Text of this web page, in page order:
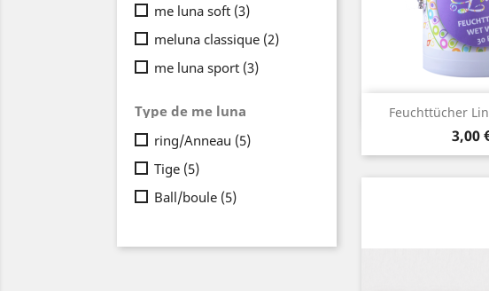
me luna soft (3)
meluna classique (2)
me luna sport (3)
Type de me luna
ring/Anneau (5)
Tige (5)
Ball/boule (5)
Feuchttücher
Pris
3,00
